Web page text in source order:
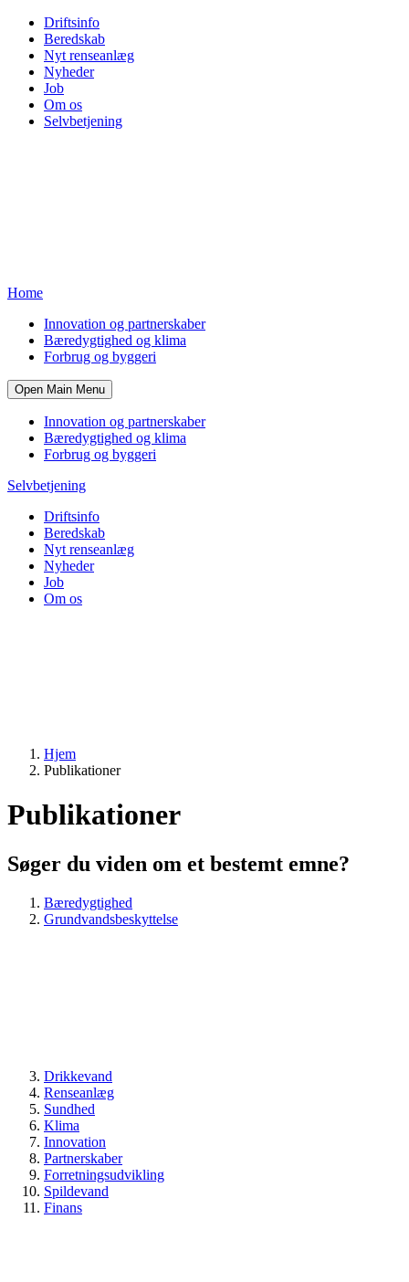
Driftsinfo
Beredskab
Nyt renseanlæg
Nyheder
Job
Om os
Selvbetjening
Home
Innovation og partnerskaber
Bæredygtighed og klima
Forbrug og byggeri
Open Main Menu
Innovation og partnerskaber
Bæredygtighed og klima
Forbrug og byggeri
Selvbetjening
Driftsinfo
Beredskab
Nyt renseanlæg
Nyheder
Job
Om os
Hjem
Publikationer
Publikationer
Søger du viden om et bestemt emne?
Bæredygtighed
Grundvandsbeskyttelse
Drikkevand
Renseanlæg
Sundhed
Klima
Innovation
Partnerskaber
Forretningsudvikling
Spildevand
Finans